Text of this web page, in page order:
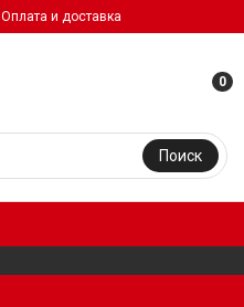
Оплата и доставка
Поиск
0